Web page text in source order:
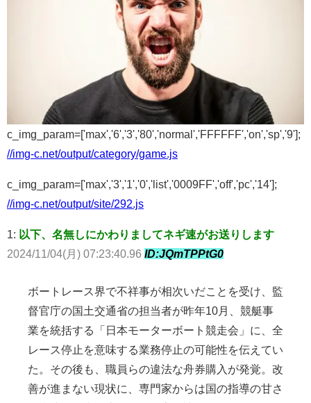
c_img_param=['max','6','3','80','normal','FFFFFF','on','sp','9'];
//img-c.net/output/category/game.js
c_img_param=['max','3','1','0','list','0009FF','off','pc','14'];
//img-c.net/output/site/292.js
1: 以下、名無しにかわりましてネギ速がお送りします
2024/11/04(月) 07:23:40.96 ID:JQmTPPtG0
ボートレース界で不祥事が相次いだことを受け、監
督官庁の国土交通省の担当者が昨年10月、競艇事
業を統括する「日本モーターボート競走会」に、全
レース停止を意味する業務停止の可能性を伝えてい
た。その後も、職員らの違法な舟券購入が発覚。改
善が進まない現状に、専門家からは国の指導の甘さ